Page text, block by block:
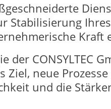
Stabilisierung
Kraft
der CONSYLTEC
Ziel, neue
und die